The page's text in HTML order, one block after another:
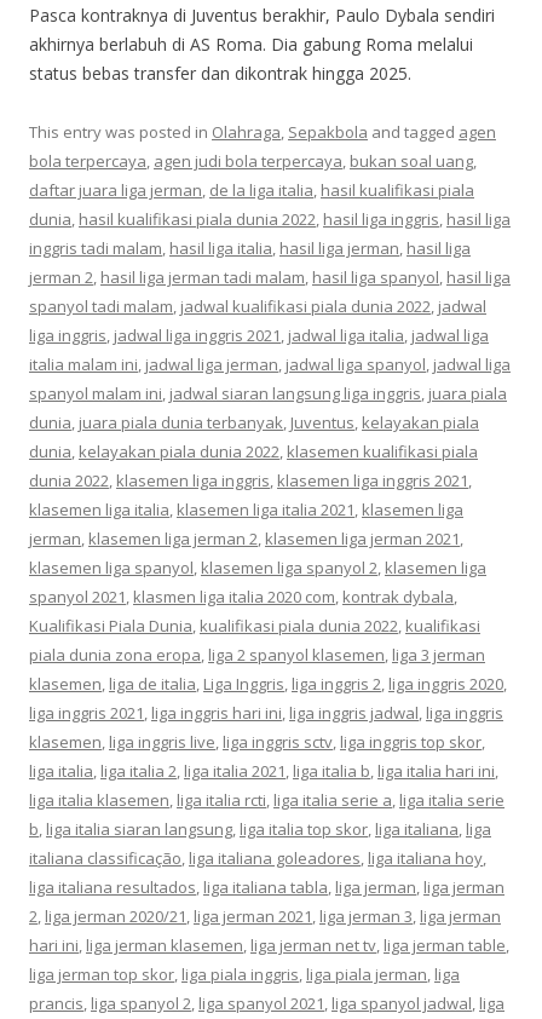
Pasca kontraknya di Juventus berakhir, Paulo Dybala sendiri
akhirnya berlabuh di AS Roma. Dia gabung Roma melalui
status bebas transfer dan dikontrak hingga 2025.
This entry was posted in Olahraga, Sepakbola and tagged agen
bola terpercaya, agen judi bola terpercaya, bukan soal uang,
daftar juara liga jerman, de la liga italia, hasil kualifikasi piala
dunia, hasil kualifikasi piala dunia 2022, hasil liga inggris, hasil liga
inggris tadi malam, hasil liga italia, hasil liga jerman, hasil liga
jerman 2, hasil liga jerman tadi malam, hasil liga spanyol, hasil liga
spanyol tadi malam, jadwal kualifikasi piala dunia 2022, jadwal
liga inggris, jadwal liga inggris 2021, jadwal liga italia, jadwal liga
italia malam ini, jadwal liga jerman, jadwal liga spanyol, jadwal liga
spanyol malam ini, jadwal siaran langsung liga inggris, juara piala
dunia, juara piala dunia terbanyak, Juventus, kelayakan piala
dunia, kelayakan piala dunia 2022, klasemen kualifikasi piala
dunia 2022, klasemen liga inggris, klasemen liga inggris 2021,
klasemen liga italia, klasemen liga italia 2021, klasemen liga
jerman, klasemen liga jerman 2, klasemen liga jerman 2021,
klasemen liga spanyol, klasemen liga spanyol 2, klasemen liga
spanyol 2021, klasmen liga italia 2020 com, kontrak dybala,
Kualifikasi Piala Dunia, kualifikasi piala dunia 2022, kualifikasi
piala dunia zona eropa, liga 2 spanyol klasemen, liga 3 jerman
klasemen, liga de italia, Liga Inggris, liga inggris 2, liga inggris 2020,
liga inggris 2021, liga inggris hari ini, liga inggris jadwal, liga inggris
klasemen, liga inggris live, liga inggris sctv, liga inggris top skor,
liga italia, liga italia 2, liga italia 2021, liga italia b, liga italia hari ini,
liga italia klasemen, liga italia rcti, liga italia serie a, liga italia serie
b, liga italia siaran langsung, liga italia top skor, liga italiana, liga
italiana classificação, liga italiana goleadores, liga italiana hoy,
liga italiana resultados, liga italiana tabla, liga jerman, liga jerman
2, liga jerman 2020/21, liga jerman 2021, liga jerman 3, liga jerman
hari ini, liga jerman klasemen, liga jerman net tv, liga jerman table,
liga jerman top skor, liga piala inggris, liga piala jerman, liga
prancis, liga spanyol 2, liga spanyol 2021, liga spanyol jadwal, liga